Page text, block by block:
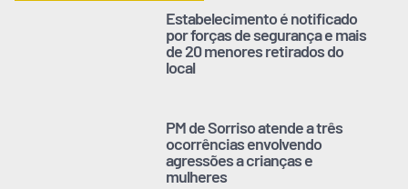
Estabelecimento é notificado
por forças de segurança e mais
de 20 menores retirados do
local
PM de Sorriso atende a três
ocorrências envolvendo
agressões a crianças e
mulheres